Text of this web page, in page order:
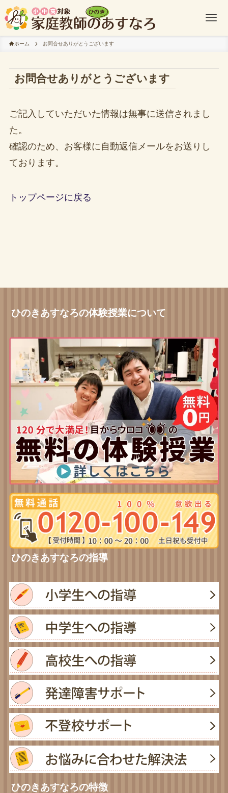
ホーム お問合せありがとうございます
お問合せありがとうございます
ご記入していただいた情報は無事に送信されまし
た。
確認のため、お客様に自動返信メールをお送りし
ております。
トップページに戻る
ひのきあすなろの体験授業について
ひのきあすなろの指導
ひのきあすなろの特徴